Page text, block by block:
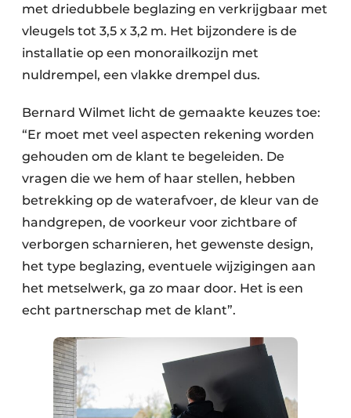
met driedubbele beglazing en verkrijgbaar met
vleugels tot 3,5 x 3,2 m. Het bijzondere is de
installatie op een monorailkozijn met
nuldrempel, een vlakke drempel dus.
Bernard Wilmet licht de gemaakte keuzes toe:
“Er moet met veel aspecten rekening worden
gehouden om de klant te begeleiden. De
vragen die we hem of haar stellen, hebben
betrekking op de waterafvoer, de kleur van de
handgrepen, de voorkeur voor zichtbare of
verborgen scharnieren, het gewenste design,
het type beglazing, eventuele wijzigingen aan
het metselwerk, ga zo maar door. Het is een
echt partnerschap met de klant”.